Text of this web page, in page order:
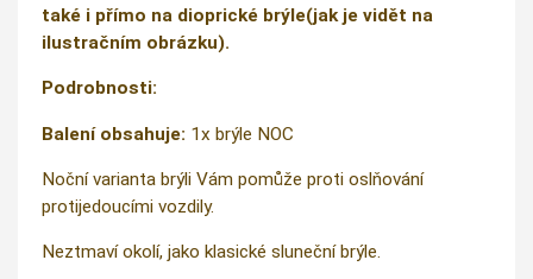
také i přímo na dioprické brýle(jak je vidět na
ilustračním obrázku).
Podrobnosti:
Balení obsahuje: 1x brýle NOC
Noční varianta brýli Vám pomůže proti oslňování
protijedoucími vozdily.
Neztmaví okolí, jako klasické sluneční brýle.